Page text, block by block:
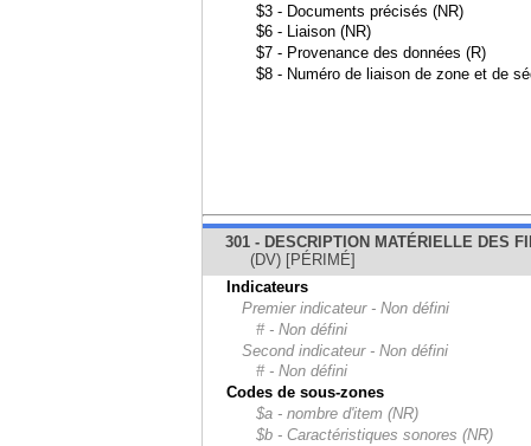
$3 - Documents précisés (NR)
$6 - Liaison (NR)
$7 - Provenance des données (R)
$8 - Numéro de liaison de zone et de
301 - DESCRIPTION MATÉRIELLE DES
(DV) [PÉRIMÉ]
Indicateurs
Premier indicateur - Non défini
# - Non défini
Second indicateur - Non défini
# - Non défini
Codes de sous-zones
$a - nombre d'item (NR)
$b - Caractéristiques sonores (NR)